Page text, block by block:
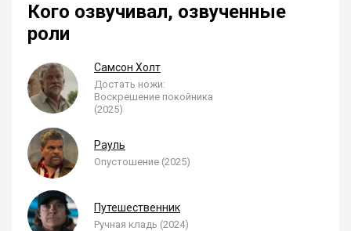
Кого озвучивал, озвученные
роли
Самсон Холт
Достать ножи:
Воскрешение покойника
(2025)
Рауль
Опустошение (2025)
Путешественник
Ручная кладь (2024)